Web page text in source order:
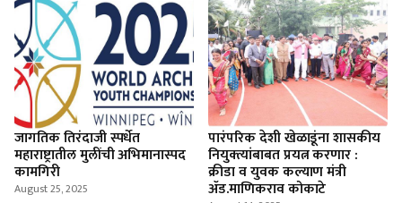
जागतिक तिरंदाजी स्पर्धेत
महाराष्ट्रातील मुलींची अभिमानास्पद
कामगिरी
August 25, 2025
पारंपरिक देशी खेळाडूंना शासकीय
नियुक्त्यांबाबत प्रयत्न करणार :
क्रीडा व युवक कल्याण मंत्री
ॲड.माणिकराव कोकाटे